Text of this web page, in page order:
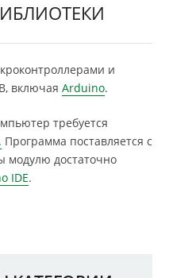
и
включая Arduino.
требуется
Программа поставляется с
модулю достаточно
IDE.